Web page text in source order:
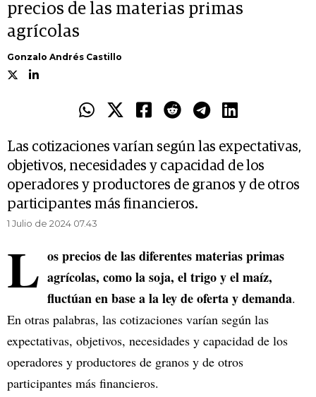
precios de las materias primas
agrícolas
Gonzalo Andrés Castillo
Las cotizaciones varían según las expectativas,
objetivos, necesidades y capacidad de los
operadores y productores de granos y de otros
participantes más financieros.
1 Julio de 2024 07.43
L os precios de las diferentes materias primas
agrícolas, como la soja, el trigo y el maíz,
fluctúan en base a la ley de oferta y demanda.
En otras palabras, las cotizaciones varían según las
expectativas, objetivos, necesidades y capacidad de los
operadores y productores de granos y de otros
participantes más financieros.